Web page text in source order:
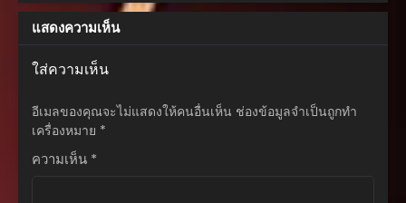
ตอนที่ 12
กันยายน 9, 2025
ตอนที่ 11
ตอนที่ 10
กันยายน 9, 2025
แสดงความเห็น
ใส่ความเห็น
อีเมลของคุณจะไม่แสดงให้คนอื่นเห็น ช่องข้อมูลจำเป็นถูกทำ
เครื่องหมาย *
ความเห็น *